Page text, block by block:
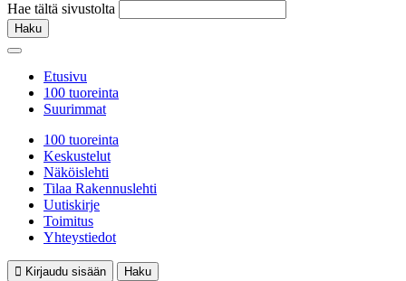
Hae tältä sivustolta
Haku
Etusivu
100 tuoreinta
Suurimmat
100 tuoreinta
Keskustelut
Näköislehti
Tilaa Rakennuslehti
Uutiskirje
Toimitus
Yhteystiedot
Kirjaudu sisään
Haku